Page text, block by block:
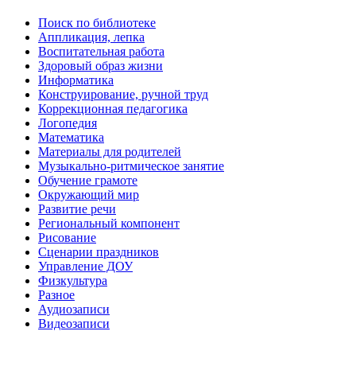
Поиск по библиотеке
Аппликация, лепка
Воспитательная работа
Здоровый образ жизни
Информатика
Конструирование, ручной труд
Коррекционная педагогика
Логопедия
Математика
Материалы для родителей
Музыкально-ритмическое занятие
Обучение грамоте
Окружающий мир
Развитие речи
Региональный компонент
Рисование
Сценарии праздников
Управление ДОУ
Физкультура
Разное
Аудиозаписи
Видеозаписи